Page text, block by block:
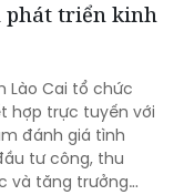
phát triển kinh
Lào Cai tổ chức
hợp trực tuyến với
đánh giá tình
tư công, thu
và tăng trưởng